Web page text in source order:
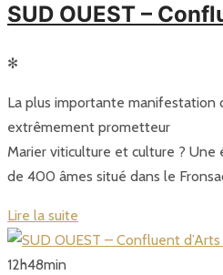
SUD OUEST –
✻
La plus importante manifestation
extrêmement prometteur
Marier viticulture et culture ? Une
de 400 âmes situé dans le
Lire la suite
12h48min